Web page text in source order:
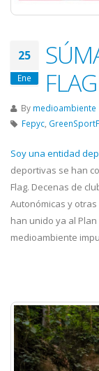
25
Ene
By medioambiente
Fepyc,
Soy una entidad
deportivas se han
Flag. Decenas de
Autonómicas y
han unido ya al
medioambiente